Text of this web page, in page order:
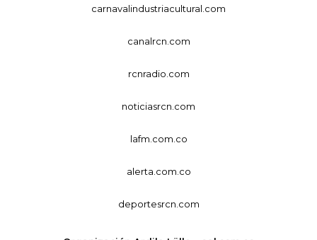
carnavalindustriacultural.com
canalrcn.com
rcnradio.com
noticiasrcn.com
lafm.com.co
alerta.com.co
deportesrcn.com